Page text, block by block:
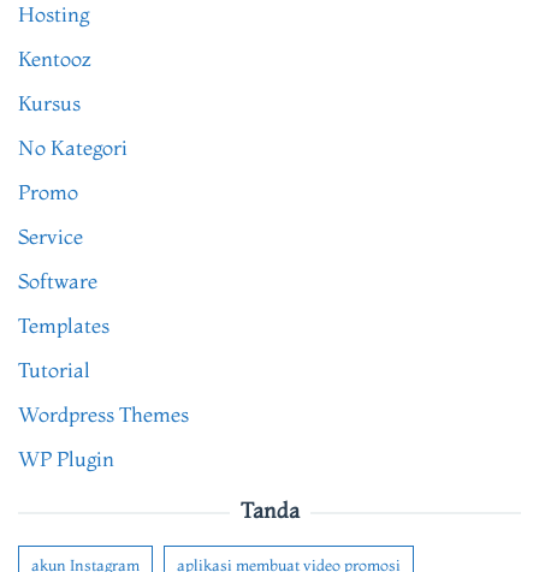
Hosting
Kentooz
Kursus
No Kategori
Promo
Service
Software
Templates
Tutorial
Wordpress Themes
WP Plugin
Tanda
akun Instagram aplikasi membuat video promosi